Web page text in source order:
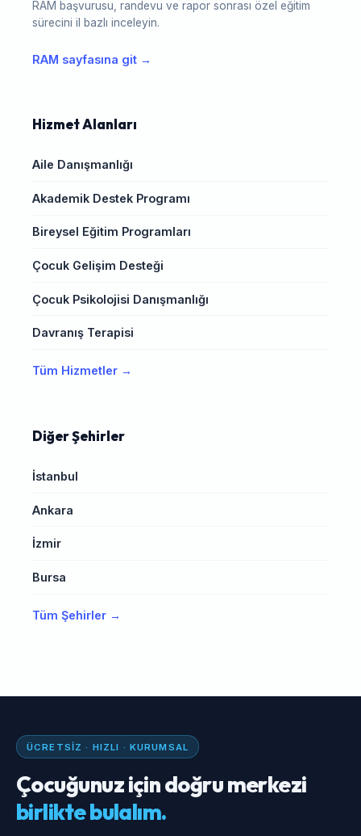
RAM başvurusu, randevu ve rapor sonrası özel eğitim
sürecini il bazlı inceleyin.
RAM sayfasına git →
Hizmet Alanları
Aile Danışmanlığı
Akademik Destek Programı
Bireysel Eğitim Programları
Çocuk Gelişim Desteği
Çocuk Psikolojisi Danışmanlığı
Davranış Terapisi
Tüm Hizmetler →
Diğer Şehirler
İstanbul
Ankara
İzmir
Bursa
Tüm Şehirler →
ÜCRETSIZ · HIZLI · KURUMSAL
Çocuğunuz için doğru merkezi
birlikte bulalım.